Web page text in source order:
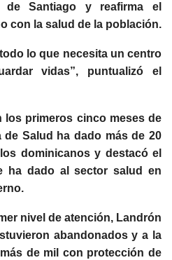
Santiago y reafirma el
con la salud de la población.
lo que necesita un centro
vidas”, puntualizó el
los primeros cinco meses de
de Salud ha dado más de 20
dominicanos y destacó el
ha dado al sector salud en
nivel de atención, Landrón
abandonados y a la
de mil con protección de